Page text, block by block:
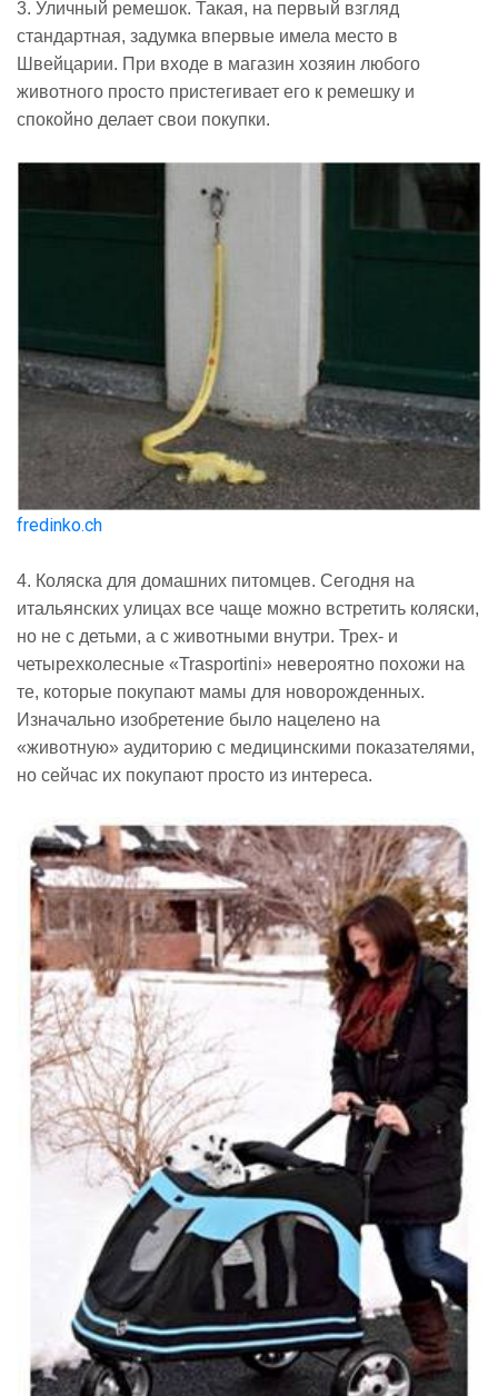
3. Уличный ремешок. Такая, на первый взгляд
стандартная, задумка впервые имела место в
Швейцарии. При входе в магазин хозяин любого
животного просто пристегивает его к ремешку и
спокойно делает свои покупки.
fredinko.ch
4. Коляска для домашних питомцев. Сегодня на
итальянских улицах все чаще можно встретить коляски,
но не с детьми, а с животными внутри. Трех- и
четырехколесные «Trasportini» невероятно похожи на
те, которые покупают мамы для новорожденных.
Изначально изобретение было нацелено на
«животную» аудиторию с медицинскими показателями,
но сейчас их покупают просто из интереса.